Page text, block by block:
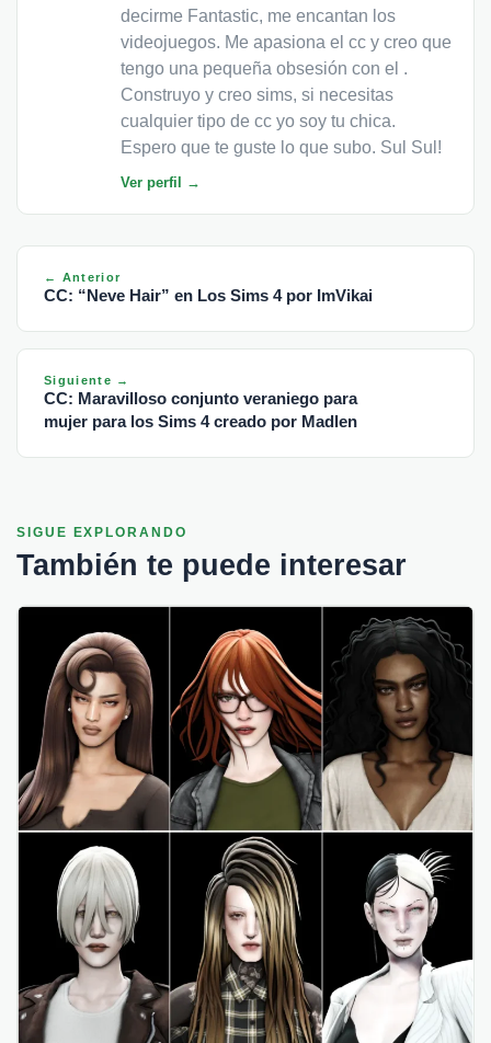
decirme Fantastic, me encantan los
videojuegos. Me apasiona el cc y creo que
tengo una pequeña obsesión con el .
Construyo y creo sims, si necesitas
cualquier tipo de cc yo soy tu chica.
Espero que te guste lo que subo. Sul Sul!
Ver perfil →
← Anterior
CC: “Neve Hair” en Los Sims 4 por ImVikai
Siguiente →
CC: Maravilloso conjunto veraniego para
mujer para los Sims 4 creado por Madlen
SIGUE EXPLORANDO
También te puede interesar